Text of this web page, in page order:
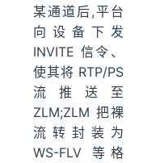
某通道后,平台
向设备下发
INVITE 信令、
使其将 RTP/PS
流推送至
ZLM;ZLM 把裸
流转封装为
WS-FLV 等格